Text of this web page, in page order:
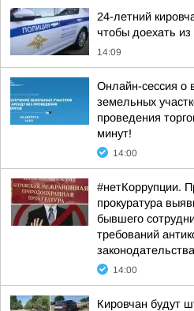
24-летний
чтобы доехать
14:09
Онлайн-сессия о
земельных
проведения
минут!
14:00
#нетКоррупции.
прокуратура
бывшего
требований
законодательства
14:00
Кировчан будут